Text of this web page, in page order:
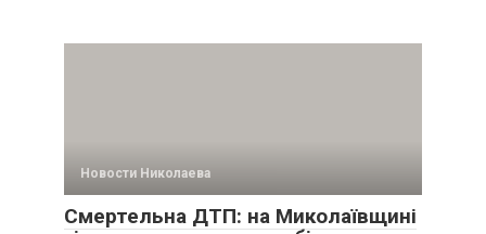
Новости Николаева
Смертельна ДТП: на Миколаївщині